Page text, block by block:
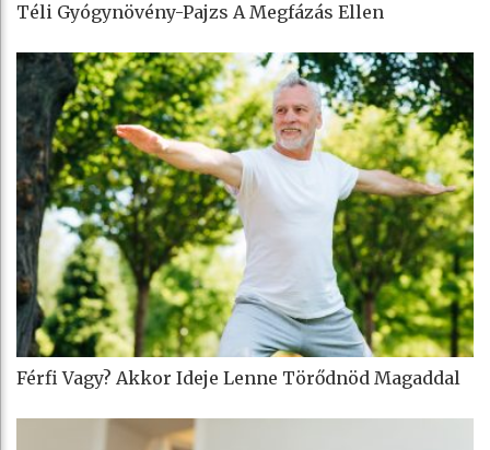
Téli Gyógynövény-Pajzs A Megfázás Ellen
Férfi Vagy? Akkor Ideje Lenne Törődnöd Magaddal